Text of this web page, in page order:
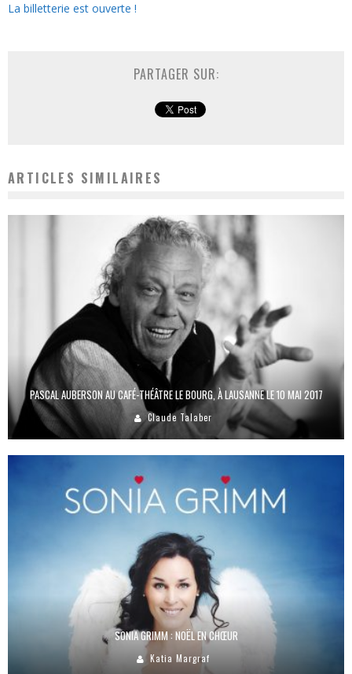
La billetterie est ouverte !
PARTAGER SUR:
ARTICLES SIMILAIRES
PASCAL AUBERSON AU CAFÉ-THÉÂTRE LE BOURG, À LAUSANNE LE 10 MAI 2017
Claude Talaber
SONIA GRIMM : NOËL EN CHŒUR
Katia Margraf